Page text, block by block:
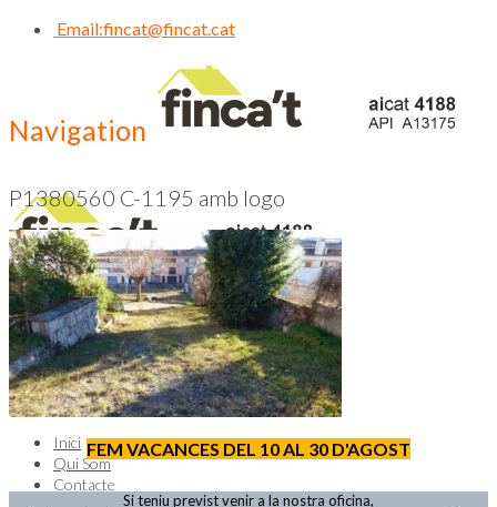
Email:fincat@fincat.cat
Navigation
CALL US NOW
93 830 14 35
Inici
Qui Som
Contacte
P1380560 C-1195 amb logo
FEM VACANCES DEL 10 AL 30 D'AGOST
Si teniu previst venir a la nostra oficina,